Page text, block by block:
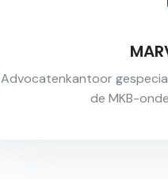
Advocatenkantoor
de MKB-